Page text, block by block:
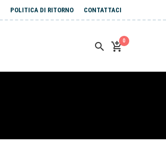
POLITICA DI RITORNO CONTATTACI
0